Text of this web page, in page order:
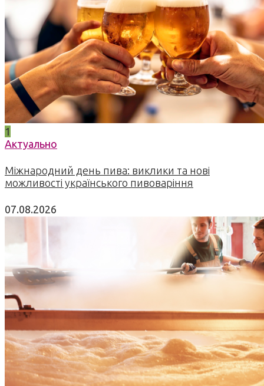
1
Актуально
Міжнародний день пива: виклики та нові
можливості українського пивоваріння
07.08.2026